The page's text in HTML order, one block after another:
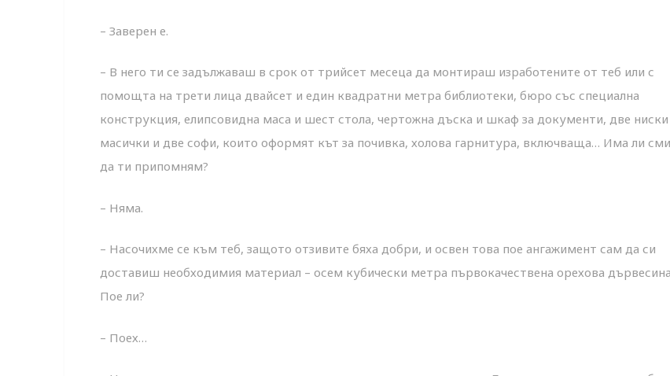
– Заверен е.
– В него ти се задължаваш в срок от трийсет месеца да монтираш изработените от теб или с
помощта на трети лица двайсет и един квадратни метра библиотеки, бюро със специална
конструкция, елипсовидна маса и шест стола, чертожна дъска и шкаф за документи, две ниски
масички и две софи, които оформят кът за почивка, холова гарнитура, включваща… Има ли
да ти припомням?
– Няма.
– Насочихме се към теб, защото отзивите бяха добри, и освен това пое ангажимент сам да си
доставиш необходимия материал – осем кубически метра първокачествена орехова
Пое ли?
– Поех…